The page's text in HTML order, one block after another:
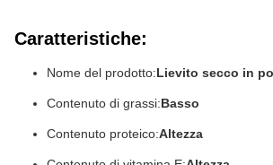
Caratteristiche:
Nome del prodotto:Lievito secco in
Contenuto di grassi:Basso
Contenuto proteico:Altezza